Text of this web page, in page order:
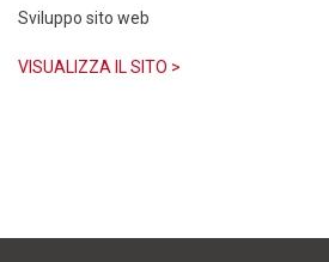
Sviluppo sito web
VISUALIZZA IL SITO >